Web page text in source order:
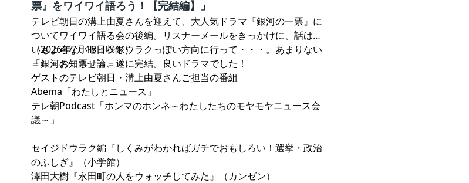
票』をワイワイ語ろう！【完結編】」
テレビ朝日の溝上由夏さんを迎えて、大人気ドラマ『銀河の一票』に
ついてワイワイ語る会の後編。リスナーメールをきっかけに、話は思
いもよらないセイジドウラクっぽい方向に行って・・・。あまりない
「銀河の一票」論、遂に完結。良いドラマでした！
（2026年7月18日収録）
＝＝＝お知らせ＝＝＝
ゲストのテレビ朝日・溝上由夏さんご担当の番組
Abema「わたしとニュース 」
テレ朝Podcast「ホンマのホンネ～わたしたちのモヤモヤニュース会
議～ 」
セイジドウラク編『⁠⁠⁠しくみがわかればガチでおもしろい！選挙・政治
のふしぎ⁠⁠⁠』（小学館）
澤田大樹『⁠⁠⁠永田町の人をウォッチしてみた⁠⁠⁠』（カンゼン）